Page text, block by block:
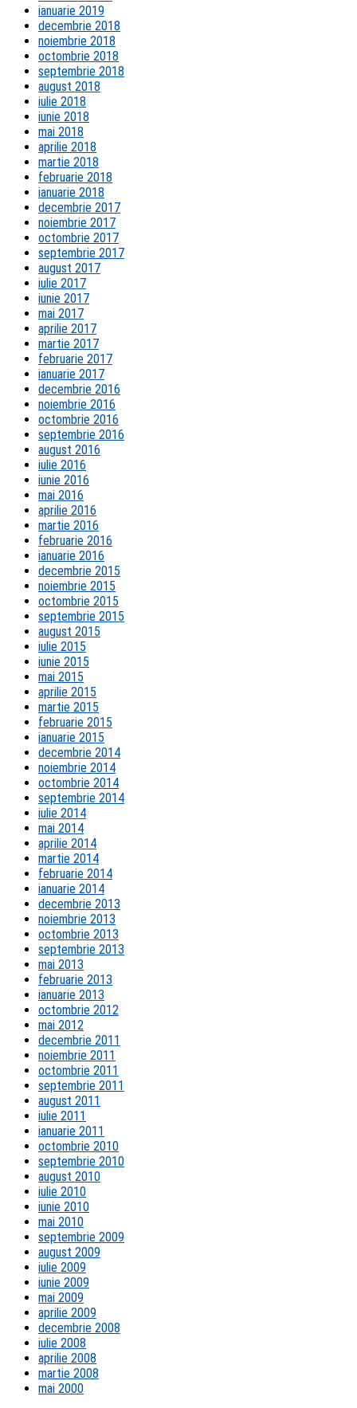
ianuarie 2019
decembrie 2018
noiembrie 2018
octombrie 2018
septembrie 2018
august 2018
iulie 2018
iunie 2018
mai 2018
aprilie 2018
martie 2018
februarie 2018
ianuarie 2018
decembrie 2017
noiembrie 2017
octombrie 2017
septembrie 2017
august 2017
iulie 2017
iunie 2017
mai 2017
aprilie 2017
martie 2017
februarie 2017
ianuarie 2017
decembrie 2016
noiembrie 2016
octombrie 2016
septembrie 2016
august 2016
iulie 2016
iunie 2016
mai 2016
aprilie 2016
martie 2016
februarie 2016
ianuarie 2016
decembrie 2015
noiembrie 2015
octombrie 2015
septembrie 2015
august 2015
iulie 2015
iunie 2015
mai 2015
aprilie 2015
martie 2015
februarie 2015
ianuarie 2015
decembrie 2014
noiembrie 2014
octombrie 2014
septembrie 2014
iulie 2014
mai 2014
aprilie 2014
martie 2014
februarie 2014
ianuarie 2014
decembrie 2013
noiembrie 2013
octombrie 2013
septembrie 2013
mai 2013
februarie 2013
ianuarie 2013
octombrie 2012
mai 2012
decembrie 2011
noiembrie 2011
octombrie 2011
septembrie 2011
august 2011
iulie 2011
ianuarie 2011
octombrie 2010
septembrie 2010
august 2010
iulie 2010
iunie 2010
mai 2010
septembrie 2009
august 2009
iulie 2009
iunie 2009
mai 2009
aprilie 2009
decembrie 2008
iulie 2008
aprilie 2008
martie 2008
mai 2000